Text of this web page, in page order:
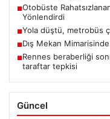
■Otobüste
Yönlendirdi
■Yola düştü, metrobüs
■Dış Mekan
■Rennes beraberliği
taraftar tepkisi
Güncel